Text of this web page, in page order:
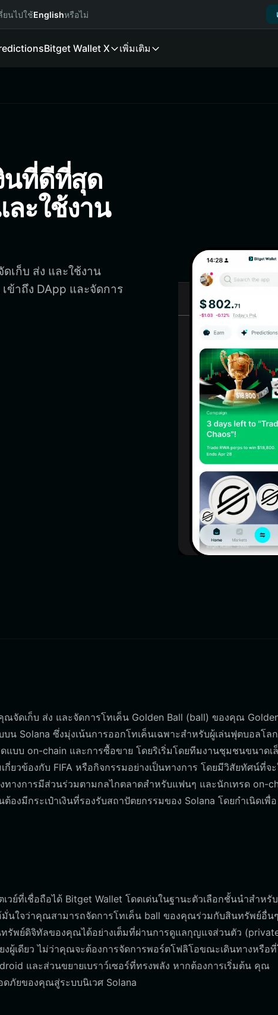
ยนไปใช้Englishหรือไม่
Bitget Wallet X เพิ่มเติม
นที่ดีที่สุด
ละใช้งาน
เก็บ ส่ง และใช้งาน
ข้าถึง DApp และจัดการ
จัดเก็บ ส่ง และจัดการโทเค็น Golden Ball (ball) ของคุณ
Solana ซึ่งมุ่งเน้นการออกโทเค็นเฉพาะสำหรับผู้เล่นฟุตบอลโล
บบ on-chain และการซื้อขาย โดยริเริ่มโดยทีมงานชุมชนขนาดเ
กี่ยวข้องกับ FIFA หรือกิจกรรมอย่างเป็นทางการ โดยมีวิสัยทัศน์ที่จ
างการมีส่วนร่วมตามกลไกตลาดสำหรับแฟนๆ และนักเทรด on-
งมีกระเป๋าเงินที่รองรับสถาปัตยกรรมของ Solana โดยกำเนิดเพื่อ
ย์ที่เชื่อถือได้ Bitget Wallet โดดเด่นในฐานะตัวเลือกชั้นนำสำหรั
มั่นใจว่าคุณสามารถจัดการโทเค็น ball ของคุณร่วมกับสินทรัพย์อื่น
รัพย์ดิจิทัลของคุณได้อย่างเต็มที่ผ่านการดูแลกุญแจส่วนตัว
งผู้เดียว ไม่ว่าคุณจะต้องการจัดการพอร์ตโฟลิโอขณะเดินทางหรือที่
และส่วนขยายเบราว์เซอร์ที่ทรงพลัง หากต้องการเริ่มต้น คุณ
ดภัยของคุณสู่ระบบนิเวศ Solana